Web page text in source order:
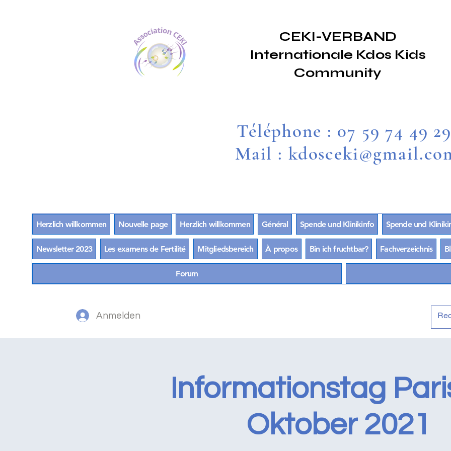
CEKI-VERBAND
Internationale Kdos Kids
Community
Téléphone : 07 59 74 49 29
Mail :
Herzlich willkommen Nouvelle page Herzlich willkommen Général Spende und Klinikinfo Spende und
Newsletter 2023 Les examens de Fertilité Mitgliedsbereich À propos Bin ich fruchtbar? Fachverzeichnis
Forum
Anmelden
Informationstag
Oktober 2021